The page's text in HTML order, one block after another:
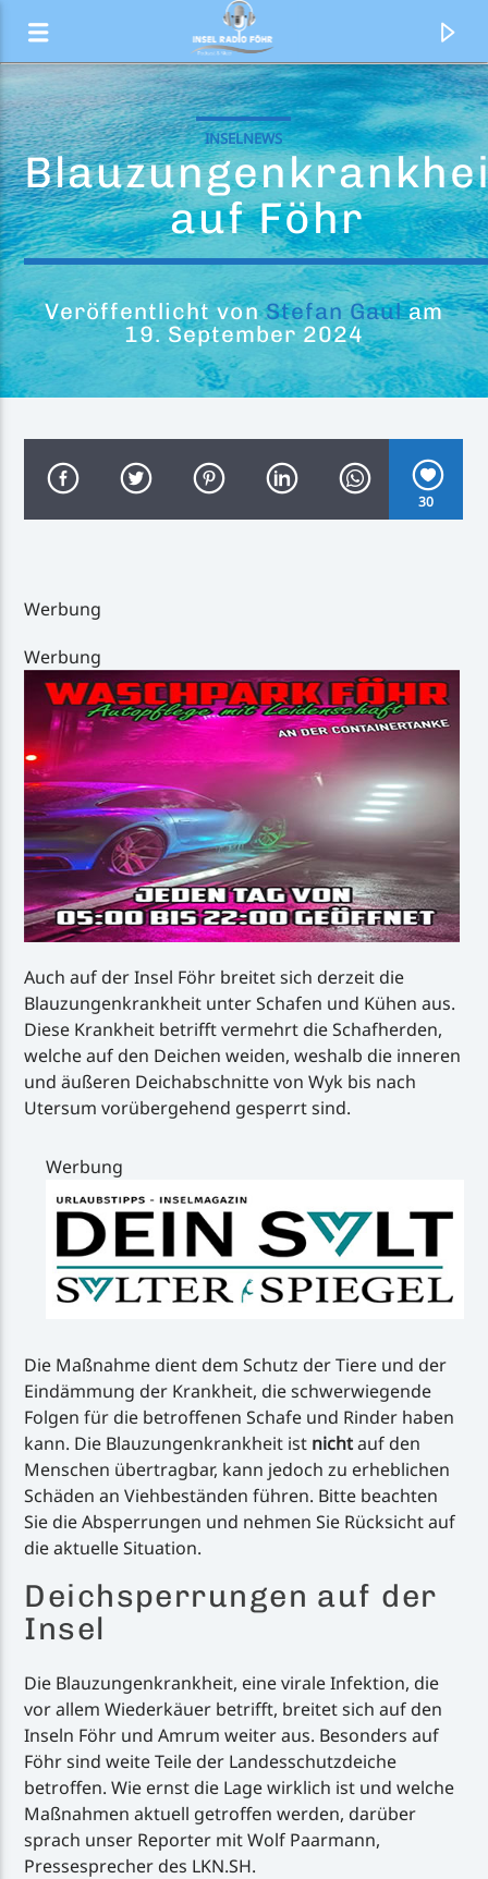
Pride
Felix Jaehn & JHart
Handystream
INSELNEWS
auf Föhr
Veröffentlicht vonStefan Gaulam
19. September 2024
30
Werbung
Werbung
Auch auf der Insel Föhr breitet sich derzeit die
Blauzungenkrankheit unter Schafen und Kühen aus.
Diese Krankheit betrifft vermehrt die Schafherden,
welche auf den Deichen weiden, weshalb die inneren
und äußeren Deichabschnitte von Wyk bis nach
Utersum vorübergehend gesperrt sind.
Werbung
Die Maßnahme dient dem Schutz der Tiere und der
Eindämmung der Krankheit, die schwerwiegende
Folgen für die betroffenen Schafe und Rinder haben
kann. Die Blauzungenkrankheit ist nichtauf den
Menschen übertragbar, kann jedoch zu erheblichen
Schäden an Viehbeständen führen. Bitte beachten
Sie die Absperrungen und nehmen Sie Rücksicht auf
die aktuelle Situation.
Deichsperrungen auf der
Insel
Die Blauzungenkrankheit, eine virale Infektion, die
vor allem Wiederkäuer betrifft, breitet sich auf den
Inseln Föhr und Amrum weiter aus. Besonders auf
Föhr sind weite Teile der Landesschutzdeiche
betroffen. Wie ernst die Lage wirklich ist und welche
Maßnahmen aktuell getroffen werden, darüber
sprach unser Reporter mit Wolf Paarmann,
Pressesprecher des LKN.SH.